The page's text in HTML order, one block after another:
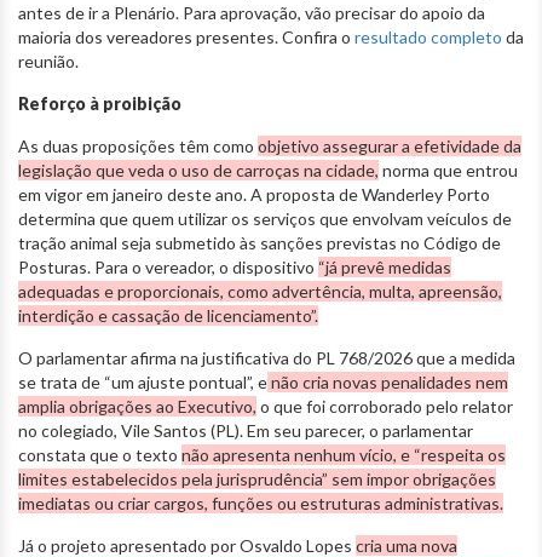
antes de ir a Plenário. Para aprovação, vão precisar do apoio da
maioria dos vereadores presentes. Confira o resultado completo da
reunião.
Reforço à proibição
As duas proposições têm como objetivo assegurar a efetividade da
legislação que veda o uso de carroças na cidade, norma que entrou
em vigor em janeiro deste ano. A proposta de Wanderley Porto
determina que quem utilizar os serviços que envolvam veículos de
tração animal seja submetido às sanções previstas no Código de
Posturas. Para o vereador, o dispositivo “já prevê medidas
adequadas e proporcionais, como advertência, multa, apreensão,
interdição e cassação de licenciamento”.
O parlamentar afirma na justificativa do PL 768/2026 que a medida
se trata de “um ajuste pontual”, enão cria novas penalidades nem
amplia obrigações ao Executivo, o que foi corroborado pelo relator
no colegiado, Vile Santos (PL). Em seu parecer, o parlamentar
constata que o texto não apresenta nenhum vício, e “respeita os
limites estabelecidos pela jurisprudência” sem impor obrigações
imediatas ou criar cargos, funções ou estruturas administrativas.
Já o projeto apresentado por Osvaldo Lopes cria uma nova